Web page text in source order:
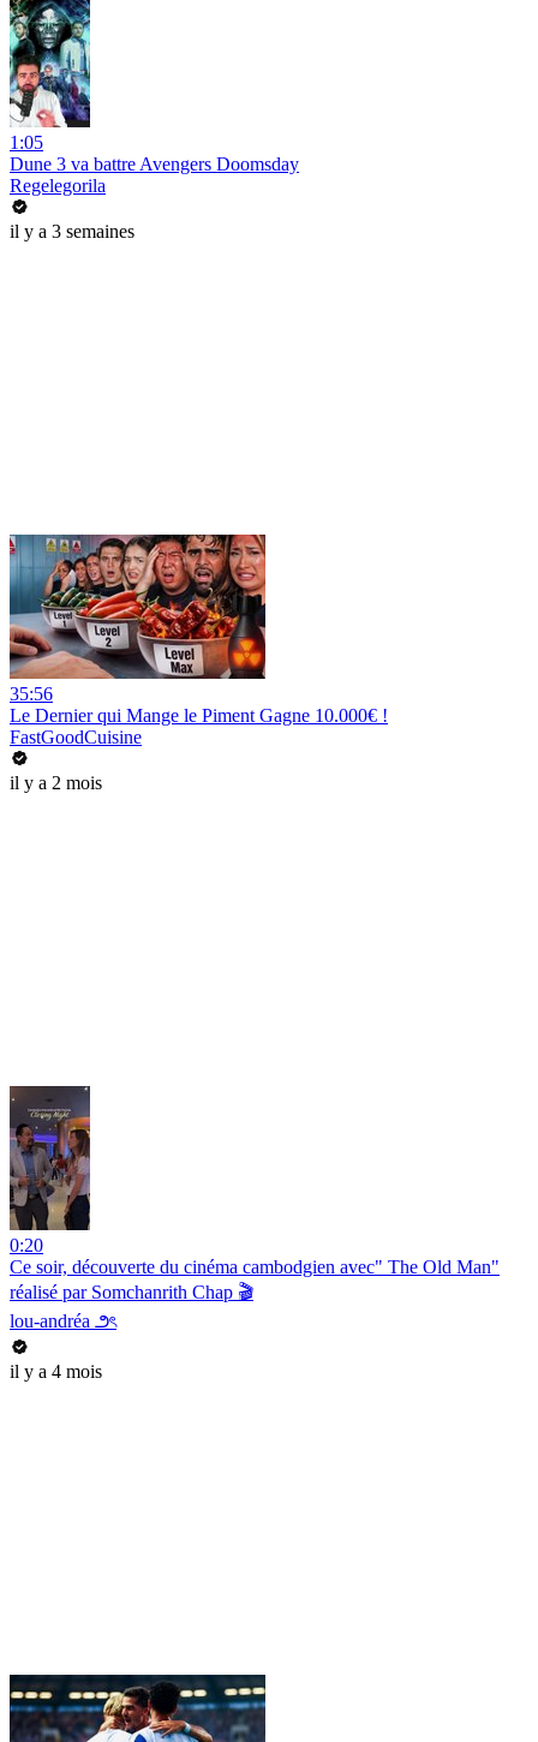
1:05
Dune 3 va battre Avengers Doomsday
Regelegorila
il y a 3 semaines
35:56
Le Dernier qui Mange le Piment Gagne 10.000€ !
FastGoodCuisine
il y a 2 mois
0:20
Ce soir, découverte du cinéma cambodgien avec" The Old Man"
réalisé par Somchanrith Chap 🎬
lou-andréa ౨ৎ
il y a 4 mois